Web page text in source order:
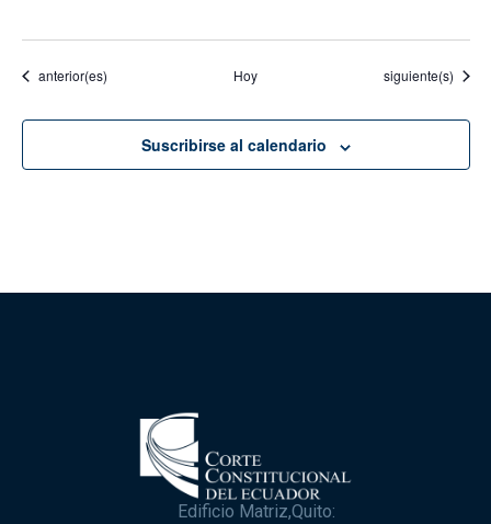
Eventos
anterior(es) Hoy Eventos
siguiente(s)
Suscribirse al calendario
Edificio Matriz,Quito: